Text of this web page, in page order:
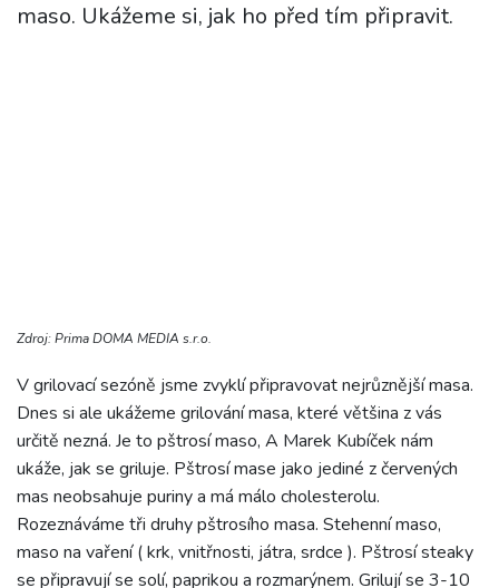
maso. Ukážeme si, jak ho před tím připravit.
Zdroj: Prima DOMA MEDIA s.r.o.
V grilovací sezóně jsme zvyklí připravovat nejrůznější masa.
Dnes si ale ukážeme grilování masa, které většina z vás
určitě nezná. Je to pštrosí maso, A Marek Kubíček nám
ukáže, jak se griluje. Pštrosí mase jako jediné z červených
mas neobsahuje puriny a má málo cholesterolu.
Rozeznáváme tři druhy pštrosího masa. Stehenní maso,
maso na vaření ( krk, vnitřnosti, játra, srdce ). Pštrosí steaky
se připravují se solí, paprikou a rozmarýnem. Grilují se 3-10